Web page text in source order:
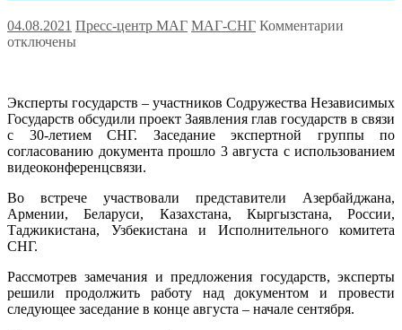
04.08.2021 Пресс-центр МАГ МАГ-СНГ Комментарии
обсудили
проект
глав
связи
с
30-
отключены
Эксперты государств – участников Содружества Независимых
Государств обсудили проект Заявления глав государств в связи
с 30-летием СНГ. Заседание экспертной группы по
согласованию документа прошло 3 августа с использованием
видеоконференцсвязи.
Во встрече участвовали представители Азербайджана,
Армении, Беларуси, Казахстана, Кыргызстана, России,
Таджикистана, Узбекистана и Исполнительного комитета
СНГ.
Рассмотрев замечания и предложения государств, эксперты
решили продолжить работу над документом и провести
следующее заседание в конце августа – начале сентября.